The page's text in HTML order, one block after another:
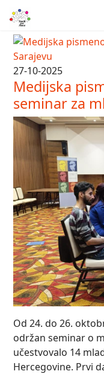
27-10-2025
Medijska
seminar za
Od 24. do 26.
održan seminar o
učestvovalo 14
Hercegovine. Prvi